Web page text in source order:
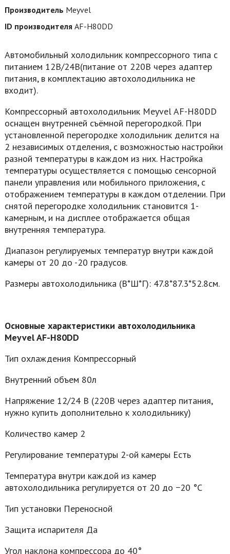
Производитель Meyvel
ID производителя AF-H80DD
Автомобильный холодильник компрессорного типа с
питанием 12В/24В(питание от 220В через адаптер
питания, в комплектацию автохолодильника не
входит).
Компрессорный автохолодильник Meyvel AF-H80DD
оснащен внутренней съёмной перегородкой. При
установленной перегородке холодильник делится на
2 независимых отделения, с возможностью настройки
разной температуры в каждом из них. Настройка
температуры осуществляется с помощью сенсорной
панели управления или мобильного приложения, с
отображением температуры в каждом отделении. При
снятой перегородке холодильник становится 1-
камерным, и на дисплее отображается общая
внутренняя температура.
Диапазон регулируемых температур внутри каждой
камеры от 20 до -20 градусов.
Размеры автохолодильника (В*Ш*Г): 47.8*87.3*52.8см.
Основные характеристики автохолодильника
Meyvel AF-H80DD
Тип охлаждения Компрессорный
Внутренний объем 80л
Напряжение 12/24 В (220В через адаптер питания,
нужно купить дополнительно к холодильнику)
Количество камер 2
Регулирование температуры 2-ой камеры Есть
Температура внутри каждой из камер
автохолодильника регулируется от 20 до −20 °C
Тип установки Переносной
Защита испарителя Да
Угол наклона компрессора до 40°